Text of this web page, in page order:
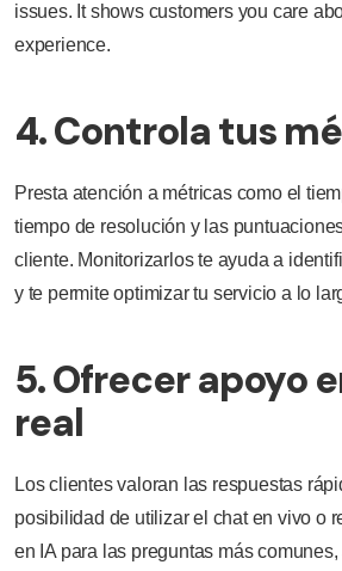
issues. It shows customers you care
experience.
4. Controla tus
Presta atención a métricas como el
tiempo de resolución y las
cliente. Monitorizarlos te ayuda a
y te permite optimizar tu servicio a lo
5. Ofrecer apoyo
real
Los clientes valoran las respuestas
posibilidad de utilizar el chat en vivo o
en IA para las preguntas más